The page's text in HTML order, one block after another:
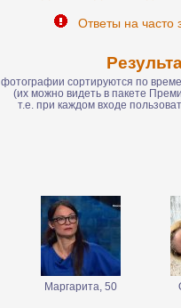
Ответы на часто
фотографии сортируются по
(их можно видеть в пакете
т.е. при каждом входе
Маргарита, 50